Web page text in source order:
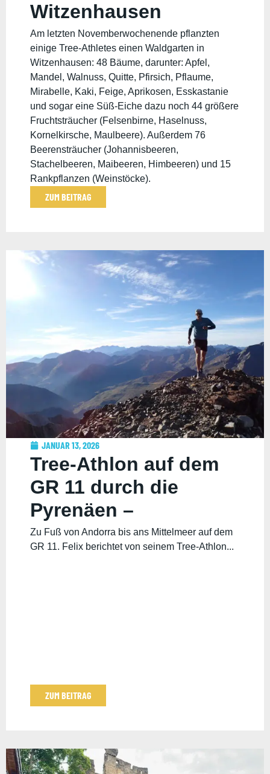
Witzenhausen
28.-30.11.2025
Am letzten Novemberwochenende pflanzten
einige Tree-Athletes einen Waldgarten in
Witzenhausen: 48 Bäume, darunter: Apfel,
Mandel, Walnuss, Quitte, Pfirsich, Pflaume,
Mirabelle, Kaki, Feige, Aprikosen, Esskastanie
und sogar eine Süß-Eiche dazu noch 44 größere
Fruchtsträucher (Felsenbirne, Haselnuss,
Kornelkirsche, Maulbeere). Außerdem 76
Beerensträucher (Johannisbeeren,
Stachelbeeren, Maibeeren, Himbeeren) und 15
Rankpflanzen (Weinstöcke).
ZUM BEITRAG
JANUAR 13, 2026
Tree-Athlon auf dem
GR 11 durch die
Pyrenäen –
Reisebericht von Felix
Zu Fuß von Andorra bis ans Mittelmeer auf dem
GR 11. Felix berichtet von seinem Tree-Athlon...
ZUM BEITRAG